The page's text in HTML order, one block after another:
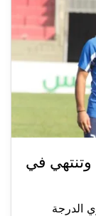
في
الدرجة